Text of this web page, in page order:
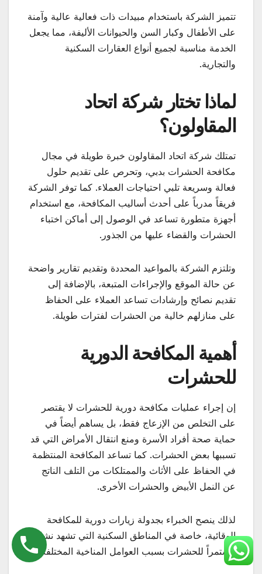
تتميز الشركة باستخدام مبيدات ذات فعالية عالية وآمنة
على الأطفال وكبار السن والحيوانات الأليفة، مما يجعل
الخدمة مناسبة لجميع أنواع العقارات السكنية
والتجارية.
لماذا تختار شركة اتحاد
المقاولون؟
تمتلك شركة اتحاد المقاولون خبرة طويلة في مجال
مكافحة الحشرات بدبي، وتحرص على تقديم حلول
فعالة وسريعة تلبي احتياجات العملاء. كما توفر الشركة
فريقاً مدرباً على أحدث أساليب المكافحة، مع استخدام
أجهزة متطورة تساعد في الوصول إلى أماكن اختباء
الحشرات والقضاء عليها من الجذور.
وتلتزم الشركة بالمواعيد المحددة وتقديم تقارير واضحة
عن حالة الموقع والإجراءات المتبعة، بالإضافة إلى
تقديم نصائح وإرشادات تساعد العملاء على الحفاظ
على منازلهم خالية من الحشرات لفترات طويلة.
أهمية المكافحة الدورية
للحشرات
إن إجراء عمليات مكافحة دورية للحشرات لا يقتصر
على التخلص من الإزعاج فقط، بل يساهم أيضاً في
حماية صحة أفراد الأسرة ومنع انتقال الأمراض التي قد
تسببها بعض الحشرات. كما تساعد المكافحة المنتظمة
في الحفاظ على الأثاث والممتلكات من التلف الناتج
عن النمل الأبيض والحشرات الأخرى.
لذلك ينصح الخبراء بجدولة زيارات دورية للمكافحة
الوقائية، خاصة في المناطق السكنية التي تشهد نشاطاً
مستمراً للحشرات بسبب العوامل المناخية المختلفة.